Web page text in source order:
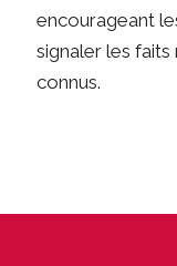
encourageant
signaler les faits
connus.